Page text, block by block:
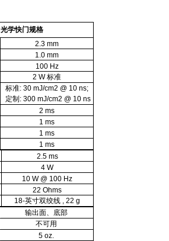
光学快门规格
2.3 mm
1.0 mm
100 Hz
2 W标准
标准: 30 mJ/cm2 @ 10 ns;
定制 : 300 mJ/cm2 @ 10 ns
2 ms
1 ms
1 ms
1 ms
2.5 ms
4 W
10 W @ 100 Hz
22 Ohms
18-英寸双绞线 , 22 g
输出面、底部
不可用
5 oz.